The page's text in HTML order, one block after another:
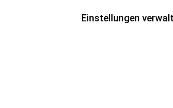
Einstellungen